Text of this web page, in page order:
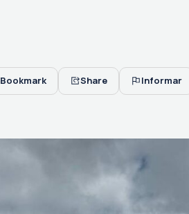
Bookmark Share Informar